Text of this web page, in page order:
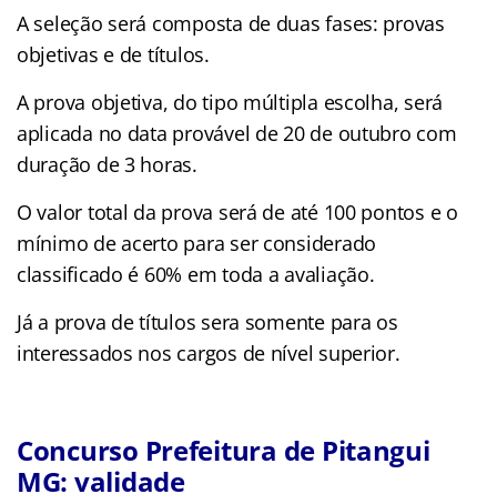
A seleção será composta de duas fases: provas
objetivas e de títulos.
A prova objetiva, do tipo múltipla escolha, será
aplicada no data provável de 20 de outubro com
duração de 3 horas.
O valor total da prova será de até 100 pontos e o
mínimo de acerto para ser considerado
classificado é 60% em toda a avaliação.
Já a prova de títulos sera somente para os
interessados nos cargos de nível superior.
Concurso Prefeitura de Pitangui
MG: validade